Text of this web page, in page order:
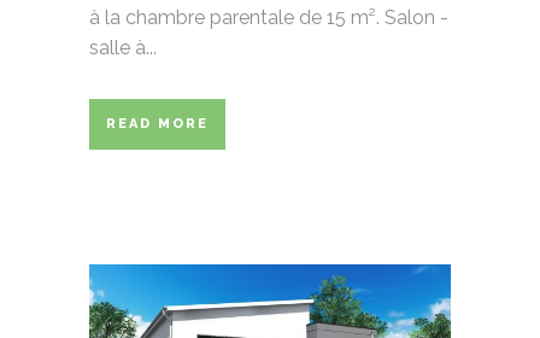
à la chambre parentale de 15 m². Salon -
salle à...
READ MORE